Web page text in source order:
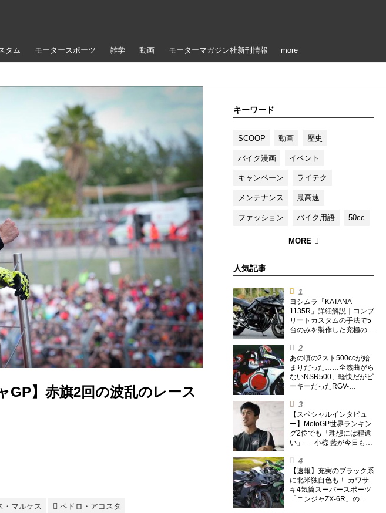
タム モータースポーツ 雑学 動画 モーターマガジン社新刊情報 more
GP】赤旗2回の波乱のレース
キーワード
SCOOP 動画 歴史
バイク漫画 イベント
キャンペーン ライテク
メンテナンス 最高速
ファッション バイク用語 50cc
人気記事
ヨシムラ「KATANA
1135R」詳細解説｜コンプ
リートカスタムの手法で5
台のみを製作した究極の銘
あの頃の2スト500ccが始
まりだった……全然曲がら
ないNSR500、軽快だがピ
ーキーだったRGV-
(アオキマニアックレーシ
ング) Vol.1】
【スペシャルインタビュ
ー】MotoGP世界ランキン
グ2位でも「理想には程遠
い」──小椋 藍が今日も走
【速報】充実のブラック系
に北米独自色も！ カワサ
キ4気筒スーパースポーツ
「ニンジャZX-6R」の
・マルケス ペドロ・アコスタ